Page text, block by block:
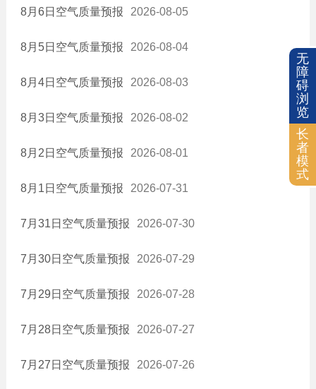
水质数据
监察执法
重点污染基本信息
总量控制
排污超标企业信息
环境统计年度报告
医疗卫生
社会保险
降低要素成本信息
8月6日空气质量预报 2026-08-05
8月5日空气质量预报 2026-08-04
8月4日空气质量预报 2026-08-03
8月3日空气质量预报 2026-08-02
8月2日空气质量预报 2026-08-01
8月1日空气质量预报 2026-07-31
7月31日空气质量预报 2026-07-30
7月30日空气质量预报 2026-07-29
7月29日空气质量预报 2026-07-28
7月28日空气质量预报 2026-07-27
7月27日空气质量预报 2026-07-26
无
障
碍
浏
览
长
者
模
式